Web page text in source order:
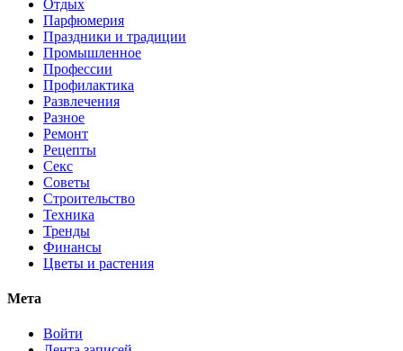
Отдых
Парфюмерия
Праздники и традиции
Промышленное
Профессии
Профилактика
Развлечения
Разное
Ремонт
Рецепты
Секс
Советы
Строительство
Техника
Тренды
Финансы
Цветы и растения
Мета
Войти